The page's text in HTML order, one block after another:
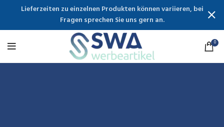
0
Lieferzeiten zu einzelnen Produkten können variieren, bei
Fragen sprechen Sie uns gern an.